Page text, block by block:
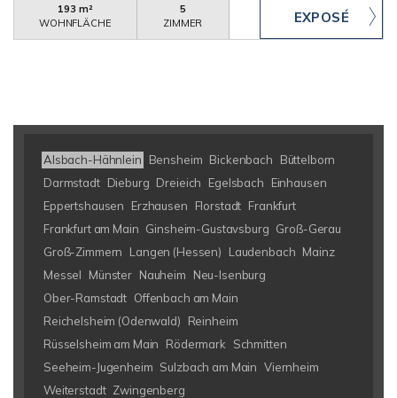
193 m²
WOHNFLÄCHE
5
ZIMMER
Alsbach-Hähnlein Bensheim Bickenbach
Büttelborn
Darmstadt Dieburg Dreieich Egelsbach
Einhausen
Eppertshausen
Erzhausen Florstadt Frankfurt
Frankfurt am Main Ginsheim-Gustavsburg Groß-Gerau
Groß-Zimmern
Langen (Hessen) Laudenbach Mainz
Messel
Münster Nauheim
Neu-Isenburg
Ober-Ramstadt Offenbach am Main
Reichelsheim (Odenwald)
Reinheim
Rüsselsheim am Main
Rödermark
Schmitten
Seeheim-Jugenheim Sulzbach am Main Viernheim
Weiterstadt Zwingenberg